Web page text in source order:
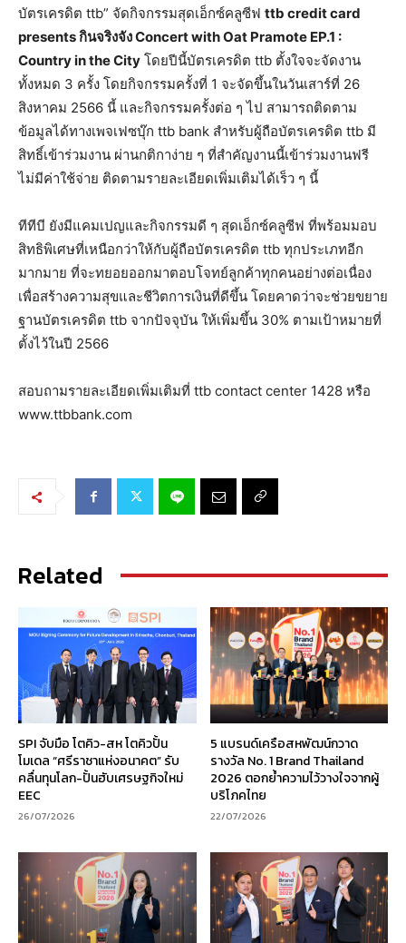
บัตรเครดิต ttb” จัดกิจกรรมสุดเอ็กซ์คลูซีฟ ttb credit card
presents กินจริงจัง Concert with Oat Pramote EP.1 :
Country in the City โดยปีนี้บัตรเครดิต ttb ตั้งใจจะจัดงาน
ทั้งหมด 3 ครั้ง โดยกิจกรรมครั้งที่ 1 จะจัดขึ้นในวันเสาร์ที่ 26
สิงหาคม 2566 นี้ และกิจกรรมครั้งต่อ ๆ ไป สามารถติดตาม
ข้อมูลได้ทางเพจเฟซบุ๊ก ttb bank สำหรับผู้ถือบัตรเครดิต ttb มี
สิทธิ์เข้าร่วมงาน ผ่านกติกาง่าย ๆ ที่สำคัญงานนี้เข้าร่วมงานฟรี
ไม่มีค่าใช้จ่าย ติดตามรายละเอียดเพิ่มเติมได้เร็ว ๆ นี้
ทีทีบี ยังมีแคมเปญและกิจกรรมดี ๆ สุดเอ็กซ์คลูซีฟ ที่พร้อมมอบ
สิทธิพิเศษที่เหนือกว่าให้กับผู้ถือบัตรเครดิต ttb ทุกประเภทอีก
มากมาย ที่จะทยอยออกมาตอบโจทย์ลูกค้าทุกคนอย่างต่อเนื่อง
เพื่อสร้างความสุขและชีวิตการเงินที่ดีขึ้น โดยคาดว่าจะช่วยขยาย
ฐานบัตรเครดิต ttb จากปัจจุบัน ให้เพิ่มขึ้น 30% ตามเป้าหมายที่
ตั้งไว้ในปี 2566
สอบถามรายละเอียดเพิ่มเติมที่ ttb contact center 1428 หรือ
www.ttbbank.com
Related
SPI จับมือ โตคิว-สห โตคิวปั้น
โมเดล “ศรีราชาแห่งอนาคต” รับ
คลื่นทุนโลก-ปั้นฮับเศรษฐกิจใหม่
EEC
26/07/2026
5 แบรนด์เครือสหพัฒน์กวาด
รางวัล No. 1 Brand Thailand
2026 ตอกย้ำความไว้วางใจจากผู้
บริโภคไทย
22/07/2026